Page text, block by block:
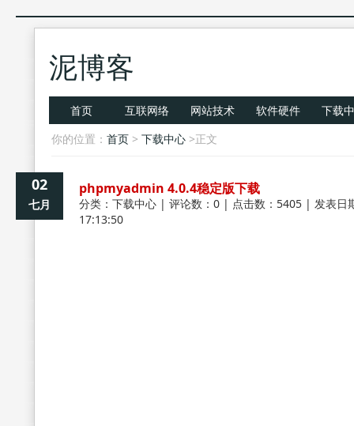
泥博客
首页 互联网络 网站技术 软件硬件
下载
你的位置： 首页 > 下载中心 >正文
02
七月
phpmyadmin 4.0.4稳定版下载
分类： 下载中心 | 评论数：0 | 点击数：5405 | 发表日
17:13:50